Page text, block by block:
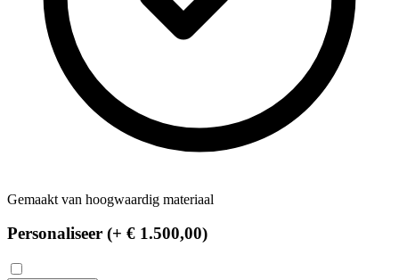
Gemaakt van hoogwaardig materiaal
Personaliseer (+ € 1.500,00)